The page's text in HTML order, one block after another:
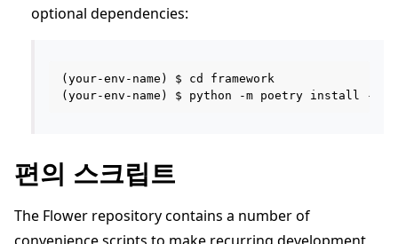
optional dependencies:
(your-env-name) $ cd framework
편의 스크립트
The Flower repository contains a number of
convenience scripts to make recurring development